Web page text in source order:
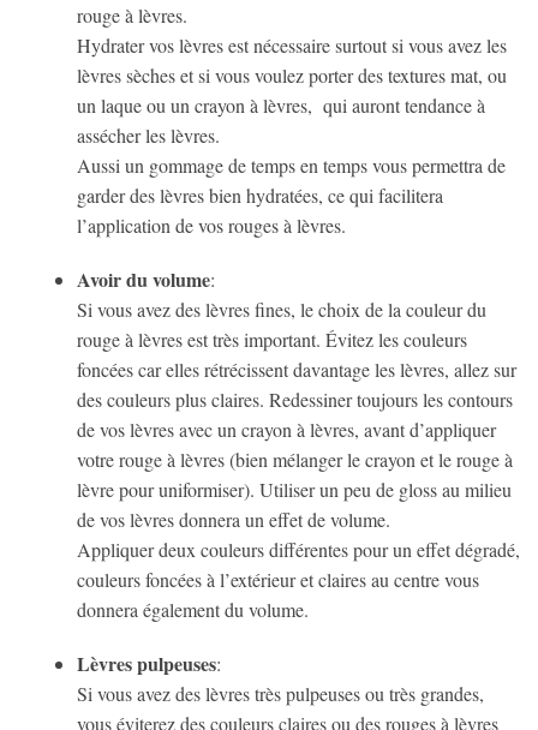
rouge à lèvres.
Hydrater vos lèvres est nécessaire surtout si vous avez les
lèvres sèches et si vous voulez porter des textures mat, ou
un laque ou un crayon à lèvres, qui auront tendance à
assécher les lèvres.
Aussi un gommage de temps en temps vous permettra de
garder des lèvres bien hydratées, ce qui facilitera
l’application de vos rouges à lèvres.
Avoir du volume:
Si vous avez des lèvres fines, le choix de la couleur du
rouge à lèvres est très important. Évitez les couleurs
foncées car elles rétrécissent davantage les lèvres, allez sur
des couleurs plus claires. Redessiner toujours les contours
de vos lèvres avec un crayon à lèvres, avant d’appliquer
votre rouge à lèvres (bien mélanger le crayon et le rouge à
lèvre pour uniformiser). Utiliser un peu de gloss au milieu
de vos lèvres donnera un effet de volume.
Appliquer deux couleurs différentes pour un effet dégradé,
couleurs foncées à l’extérieur et claires au centre vous
donnera également du volume.
Lèvres pulpeuses:
Si vous avez des lèvres très pulpeuses ou très grandes,
vous éviterez des couleurs claires ou des rouges à lèvres